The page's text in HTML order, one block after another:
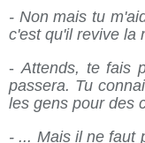
- Non mais tu
c'est qu'il revive la
-Attends, te fais
passera. Tu
les gens pour des
- ... Mais il ne faut